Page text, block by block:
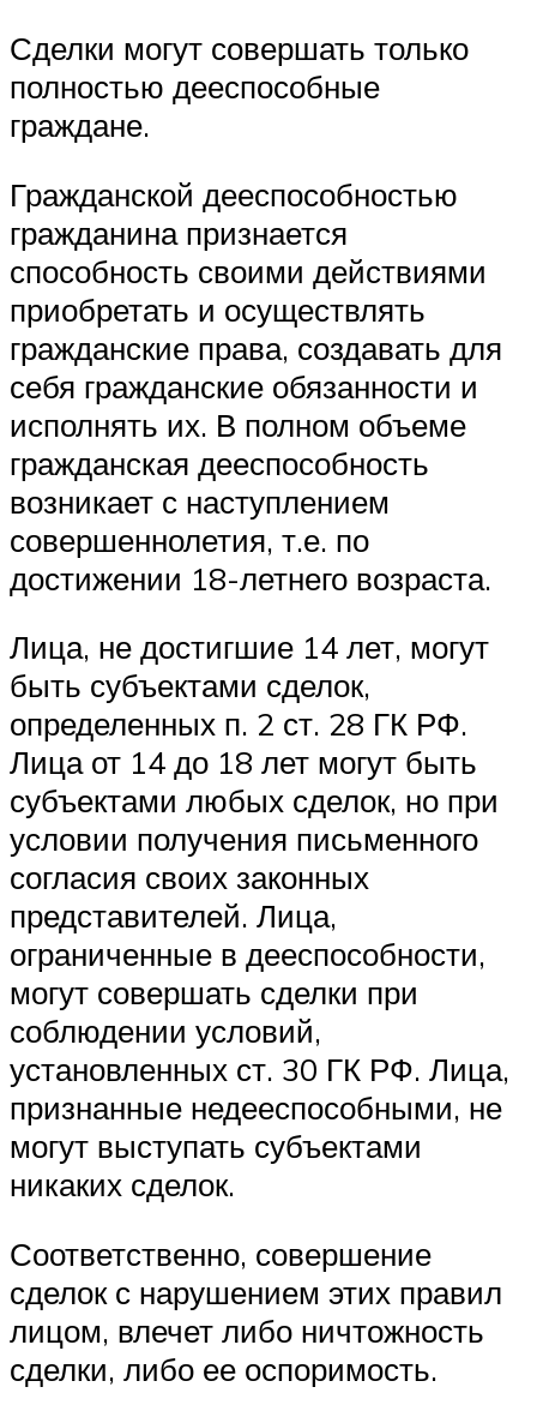
Сделки могут совершать только
полностью дееспособные
граждане.
Гражданской дееспособностью
гражданина признается
способность своими действиями
приобретать и осуществлять
гражданские права, создавать для
себя гражданские обязанности и
исполнять их. В полном объеме
гражданская дееспособность
возникает с наступлением
совершеннолетия, т.е. по
достижении 18-летнего возраста.
Лица, не достигшие 14 лет, могут
быть субъектами сделок,
определенных п. 2 ст. 28 ГК РФ.
Лица от 14 до 18 лет могут быть
субъектами любых сделок, но при
условии получения письменного
согласия своих законных
представителей. Лица,
ограниченные в дееспособности,
могут совершать сделки при
соблюдении условий,
установленных ст. 30 ГК РФ. Лица,
признанные недееспособными, не
могут выступать субъектами
никаких сделок.
Соответственно, совершение
сделок с нарушением этих правил
лицом, влечет либо ничтожность
сделки, либо ее оспоримость.